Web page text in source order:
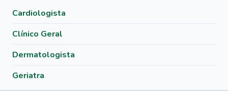
Cardiologista
Clínico Geral
Dermatologista
Geriatra